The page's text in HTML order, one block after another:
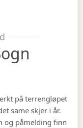
på terrengløpet
same skjer i år.
og påmelding finn